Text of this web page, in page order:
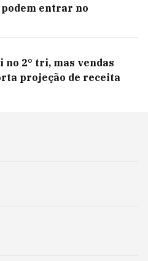
entrar no
no 2° tri, mas vendas
projeção de receita